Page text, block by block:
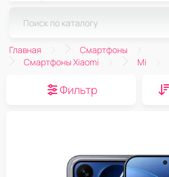
Главная
Смартфоны
Смартфоны Xiaomi
Mi
Фильтр